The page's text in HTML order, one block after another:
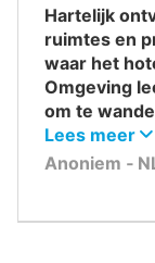
,
Hartelijk
ruimtes en
waar het
Omgeving
om te
dingen te
Lees meer
Anoniem ‐